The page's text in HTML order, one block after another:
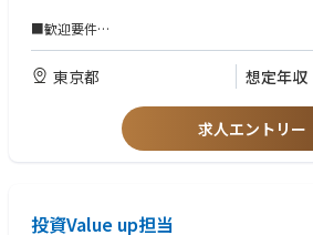
■この仕事で得られるもの
ていくことで、本人の能力や意欲次第で事業に
ながら推進する経験を得ることができる
・世の中に存在する多様な事業領域の多様な
することができる
・VC投資、PE投資等幅広い投資経験を国内外
・ 新規事業開発の最前線で、様々な経験を積
■歓迎要件
・会社/事業のValue up（スタートアップ、中
わず）を主体的に行なった経験
・海外での業務経験
・コーポレートとの協業やExitの主導経験
・新規事業立ち上げや起業の経験 ・新規投資
務・税務等含む）経験
・ベンチャーキャピタル、プライベートエク
東京都 想定年収
求人エントリー
投資Value up担当